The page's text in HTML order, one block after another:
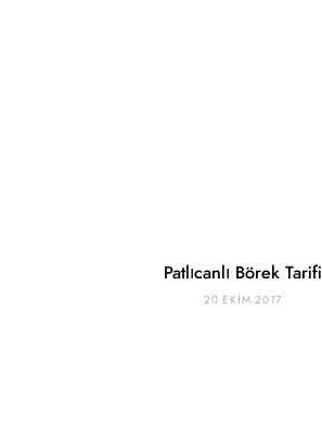
Patlıcanlı Börek Tarifi
20 EKIM 2017